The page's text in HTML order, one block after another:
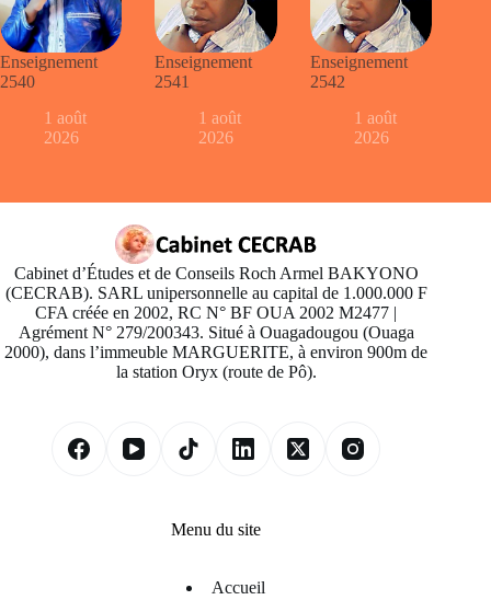
Enseignement
2540
1 août
2026
Enseignement
2541
1 août
2026
Enseignement
2542
1 août
2026
Cabinet d’Études et de Conseils Roch Armel BAKYONO
(CECRAB). SARL unipersonnelle au capital de 1.000.000 F
CFA créée en 2002, RC N° BF OUA 2002 M2477 |
Agrément N° 279/200343. Situé à Ouagadougou (Ouaga
2000), dans l’immeuble MARGUERITE, à environ 900m de
la station Oryx (route de Pô).
Menu du site
Accueil